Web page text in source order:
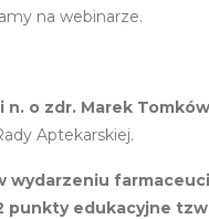
na webinarze.
n. o zdr. Marek Tomków
Aptekarskiej.
wydarzeniu
punkty edukacyjne